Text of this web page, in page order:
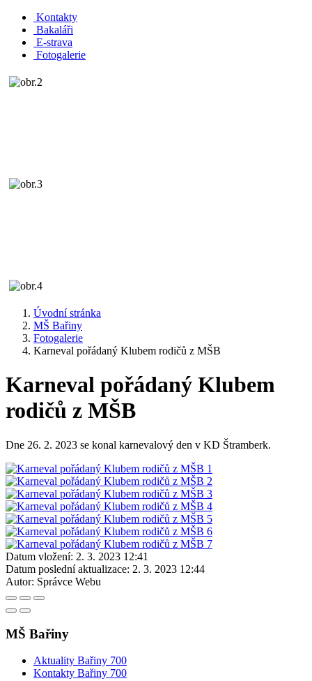
Kontakty
Bakaláři
E-strava
Fotogalerie
Úvodní stránka
MŠ Bařiny
Fotogalerie
Karneval pořádaný Klubem rodičů z MŠB
Karneval pořádaný Klubem
rodičů z MŠB
Dne 26. 2. 2023 se konal karnevalový den v KD Štramberk.
Datum vložení: 2. 3. 2023 12:41
Datum poslední aktualizace: 2. 3. 2023 12:44
Autor: Správce Webu
MŠ Bařiny
Aktuality Bařiny 700
Kontakty Bařiny 700